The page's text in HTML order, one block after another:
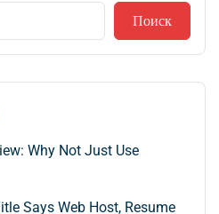
Поиск
Why Not Just Use
Says Web Host, Resume